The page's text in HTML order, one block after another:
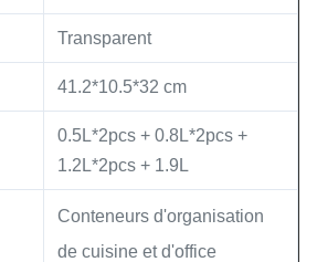
Transparent
41.2*10.5*32 cm
0.5L*2pcs + 0.8L*2pcs +
1.2L*2pcs + 1.9L
Conteneurs d'organisation
de cuisine et d'office